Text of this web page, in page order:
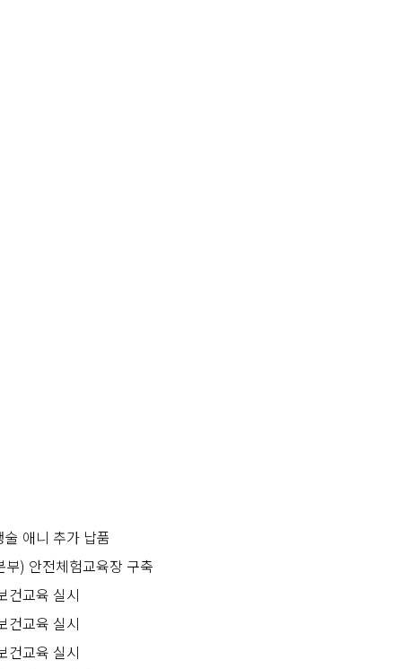
애니 추가 납품
) 안전체험교육장 구축
건교육 실시
건교육 실시
건교육 실시